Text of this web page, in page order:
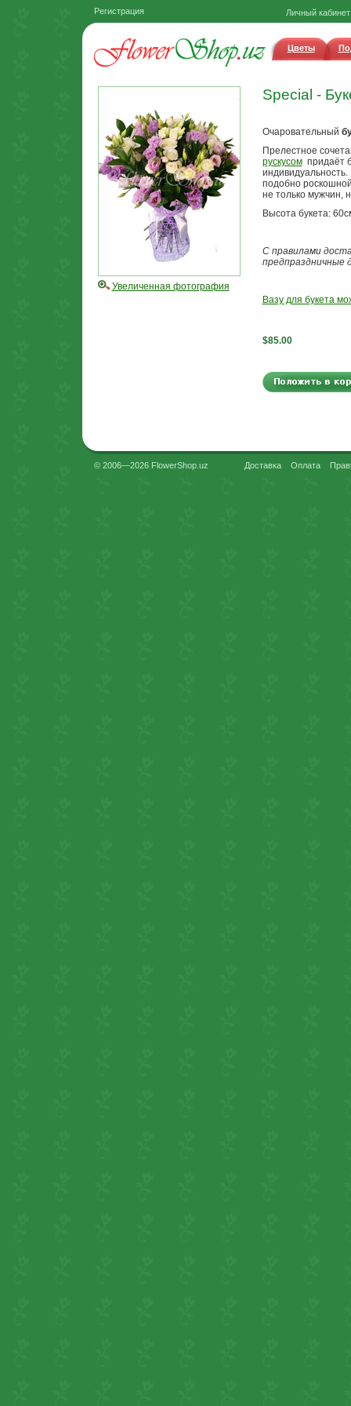
Регистрация Личный кабинет
Цветы
Увеличенная фотография
Special -
Очаровательный
Прелестное
рускусомпридаёт
индивидуальность.
подобно
не только мужчин,
Высота букета:
С правилами
предпраздничные
Вазу для букета
$85.00
© 2006—2026 FlowerShop.uz Доставка Оплата